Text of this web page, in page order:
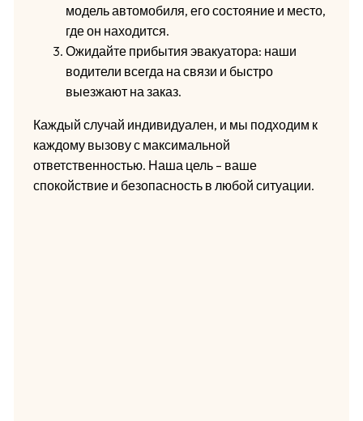
модель автомобиля, его состояние и место,
где он находится.
Ожидайте прибытия эвакуатора: наши
водители всегда на связи и быстро
выезжают на заказ.
Каждый случай индивидуален, и мы подходим к
каждому вызову с максимальной
ответственностью. Наша цель – ваше
спокойствие и безопасность в любой ситуации.